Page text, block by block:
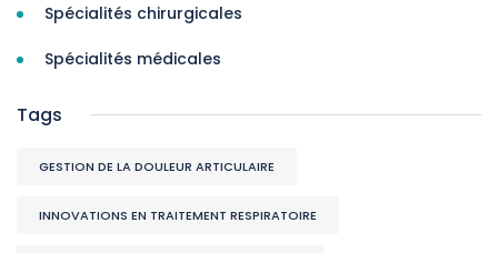
Spécialités chirurgicales
Spécialités médicales
Tags
GESTION DE LA DOULEUR ARTICULAIRE
INNOVATIONS EN TRAITEMENT RESPIRATOIRE